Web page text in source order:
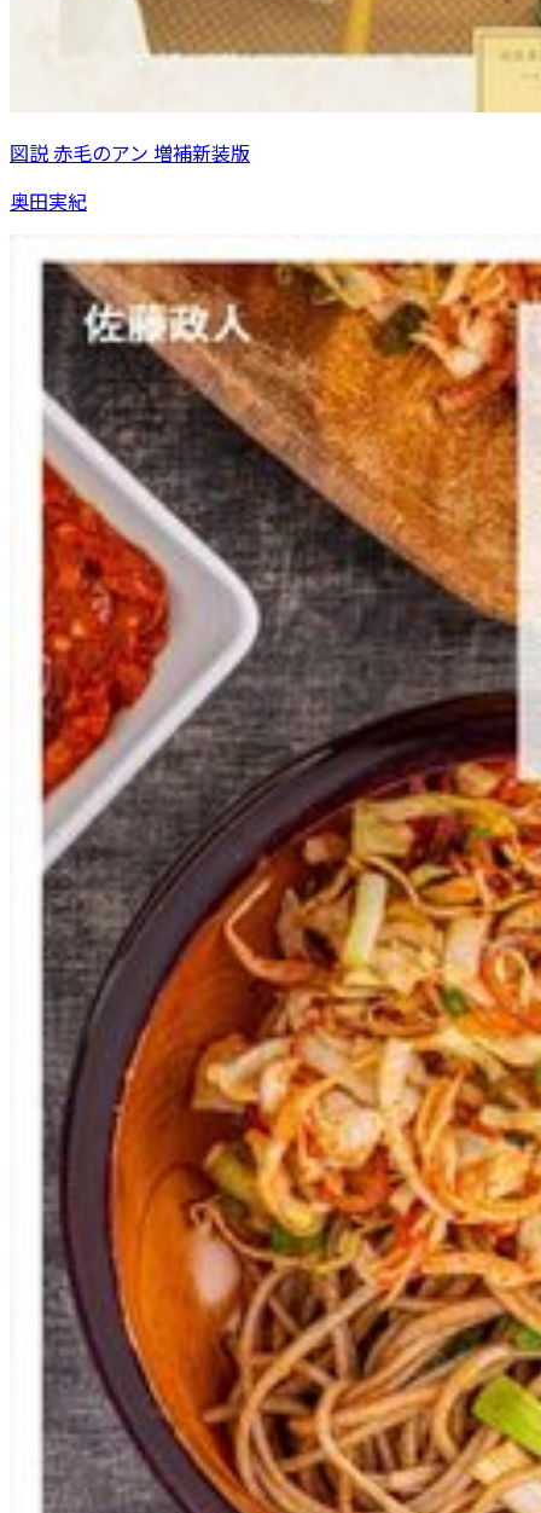
図説 赤毛のアン 増補新装版
奥田実紀